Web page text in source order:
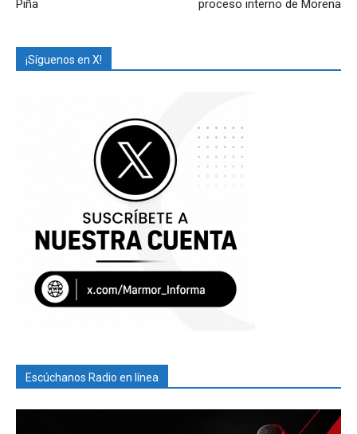
Piña proceso interno de Morena
¡Síguenos en X!
Escúchanos Radio en línea